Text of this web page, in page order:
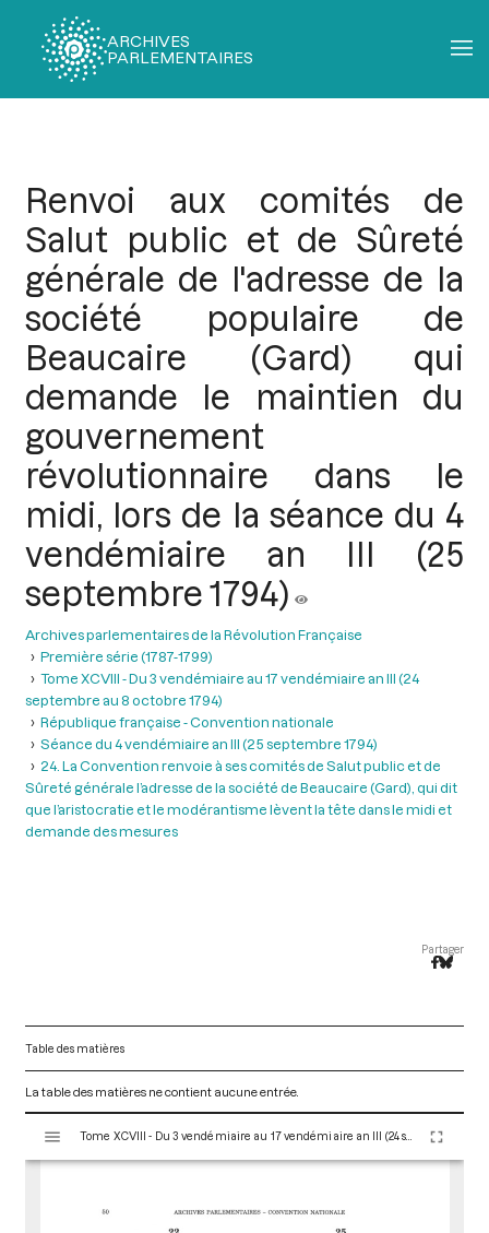
ARCHIVES
PARLEMENTAIRES
Renvoi aux comités de
Salut public et de Sûreté
générale de l'adresse de la
société populaire de
Beaucaire (Gard) qui
demande le maintien du
gouvernement
révolutionnaire dans le
midi, lors de la séance du 4
vendémiaire an III (25
septembre 1794)
Archives parlementaires de la Révolution Française
Première série (1787-1799)
Tome XCVIII - Du 3 vendémiaire au 17 vendémiaire an III (24
septembre au 8 octobre 1794)
République française - Convention nationale
Séance du 4 vendémiaire an III (25 septembre 1794)
24. La Convention renvoie à ses comités de Salut public et de
Sûreté générale l’adresse de la société de Beaucaire (Gard), qui dit
que l’aristocratie et le modérantisme lèvent la tête dans le midi et
demande des mesures
Partager
Table des matières
La table des matières ne contient aucune entrée.
s